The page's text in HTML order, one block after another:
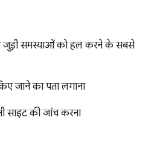
जुड़ी समस्याओं को हल करने के सबसे
जाने का पता लगाना
साइट की जांच करना